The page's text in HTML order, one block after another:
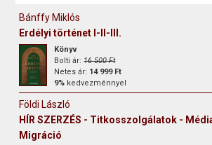
Bánffy Miklós
Erdélyi történet I-II-III.
Könyv
Bolti ár:16 500 Ft
Netes ár: 14 999 Ft
9% kedvezménnyel
Földi László
HÍR SZERZÉS - Titkosszolgálatok -
Migráció